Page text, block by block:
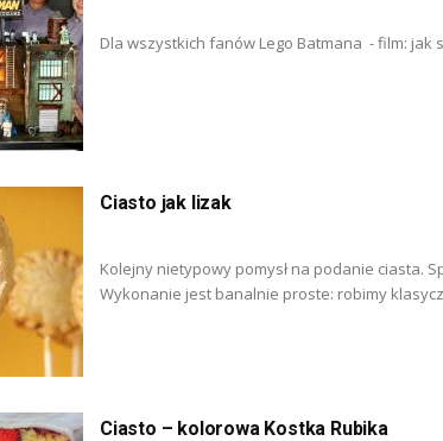
Dla wszystkich fanów Lego Batmana - film: jak
Ciasto jak lizak
Kolejny nietypowy pomysł na podanie ciasta.
Wykonanie jest banalnie proste: robimy
Ciasto – kolorowa Kostka Rubika